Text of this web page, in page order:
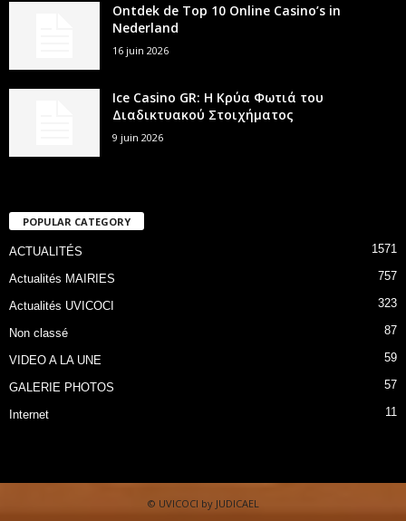
Ontdek de Top 10 Online Casino’s in
Nederland
16 juin 2026
Ice Casino GR: Η Κρύα Φωτιά του
Διαδικτυακού Στοιχήματος
9 juin 2026
POPULAR CATEGORY
ACTUALITÉS 1571
Actualités MAIRIES 757
Actualités UVICOCI 323
Non classé 87
VIDEO A LA UNE 59
GALERIE PHOTOS 57
Internet 11
© UVICOCI by JUDICAEL